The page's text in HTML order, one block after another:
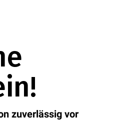
zuverlässig vor